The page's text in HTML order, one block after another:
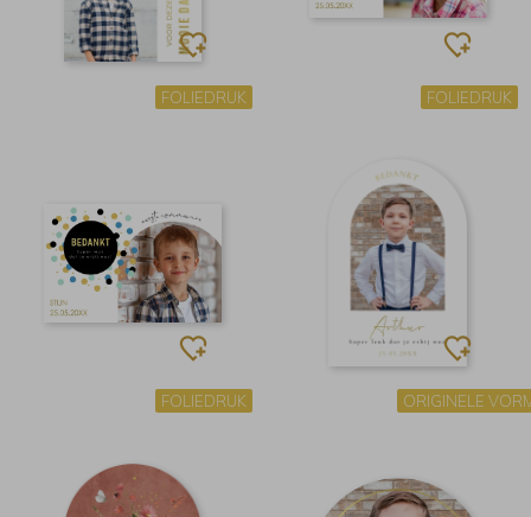
FOLIEDRUK FOLIEDRUK
FOLIEDRUK ORIGINELE